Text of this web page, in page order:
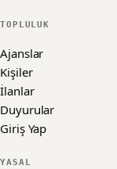
TOPLULUK
Ajanslar
Kişiler
İlanlar
Duyurular
Giriş Yap
YASAL